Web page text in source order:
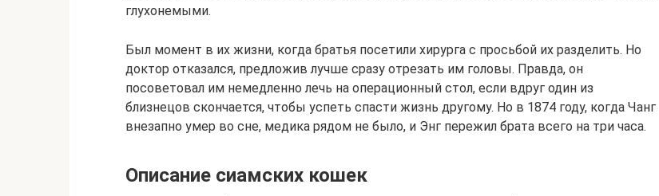
глухонемыми.
Был момент в их жизни, когда братья посетили хирурга с просьбой их разделить. Но
доктор отказался, предложив лучше сразу отрезать им головы. Правда, он
посоветовал им немедленно лечь на операционный стол, если вдруг один из
близнецов скончается, чтобы успеть спасти жизнь другому. Но в 1874 году, когда Чанг
внезапно умер во сне, медика рядом не было, и Энг пережил брата всего на три часа.
Описание сиамских кошек